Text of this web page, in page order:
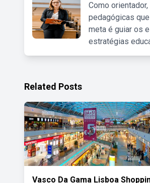
Como
pedagógicas
meta é guiar os
estratégias
Related Posts
Vasco Da Gama Lisboa